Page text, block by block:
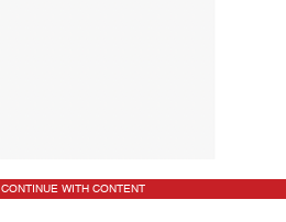
WITH CONTENT